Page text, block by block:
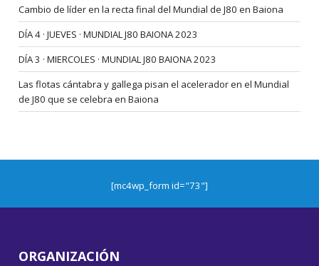
Cambio de líder en la recta final del Mundial de J80 en Baiona
DÍA 4 · JUEVES · MUNDIAL J80 BAIONA 2023
DÍA 3 · MIERCOLES · MUNDIAL J80 BAIONA 2023
Las flotas cántabra y gallega pisan el acelerador en el Mundial
de J80 que se celebra en Baiona
[mc4wp_form id="73"]
ORGANIZACIÓN